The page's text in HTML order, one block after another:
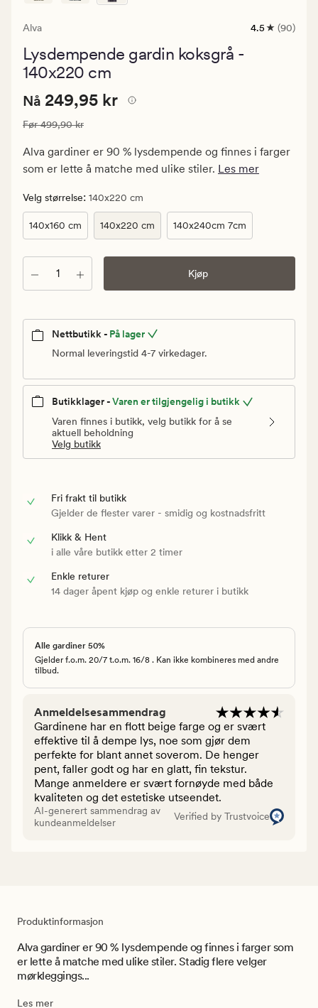
Alva
90
4.5 (90)
Lysdempende gardin koksgrå -
140x220 cm
Nåværende
249,95
kr.
499,90
kr
Nåværende pris
Nå 249,95 kr
Vanlig pris 499,90 kr
Før499,90 kr
Alva gardiner er 90 % lysdempende og finnes i farger
som er lette å matche med ulike stiler. Les mer
Velg størrelse: 140x220 cm
140x160 cm 140x220 cm 140x240cm 7cm
Antall Kjøp
Nettbutikk - På lager
Normal leveringstid 4-7 virkedager.
Butikklager -Varen er tilgjengelig i butikk
Varen finnes i butikk, velg butikk for å se
aktuell beholdning
Velg butikk
Fri frakt til butikk
Gjelder de flester varer - smidig og kostnadsfritt
Klikk & Hent
i alle våre butikk etter 2 timer
Enkle returer
14 dager åpent kjøp og enkle returer i butikk
Alle gardiner 50%
Gjelder f.o.m. 20/7 t.o.m. 16/8 . Kan ikke kombineres med andre
tilbud.
Anmeldelsesammendrag
Gardinene har en flott beige farge og er svært
effektive til å dempe lys, noe som gjør dem
perfekte for blant annet soverom. De henger
pent, faller godt og har en glatt, fin tekstur.
Mange anmeldere er svært fornøyde med både
kvaliteten og det estetiske utseendet.
AI-generert sammendrag av
kundeanmeldelser
Verified by Trustvoice
Produktinformasjon
Alva gardiner er 90 % lysdempende og finnes i farger som
er lette å matche med ulike stiler. Stadig flere velger
mørkleggings...
Les mer